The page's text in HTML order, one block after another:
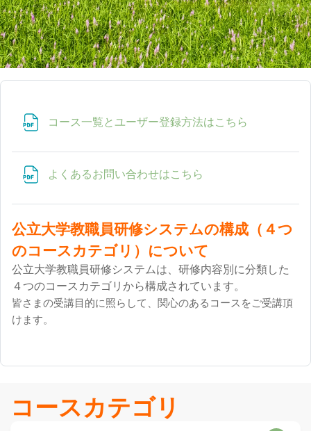
コース一覧とユーザー登録方法はこちら
よくあるお問い合わせはこちら
公立大学教職員研修システムの構成（４つ
のコースカテゴリ）について
公立大学教職員研修システムは、研修内容別に分類した
４つのコースカテゴリから構成されています。
皆さまの受講目的に照らして、関心のあるコースをご受講頂
けます。
コースカテゴリ